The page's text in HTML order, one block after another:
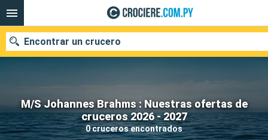
M/S Johannes Brahms : Nuestras ofertas de
cruceros 2026 - 2027
0 cruceros encontrados
Encontrar un crucero
Nuestros destinos
Fecha de salida